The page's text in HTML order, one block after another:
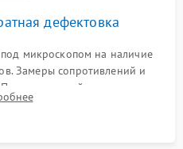
дефектовка
микроскопом на наличие
Замеры сопротивлений и
цепей питания,
и видеочипа.